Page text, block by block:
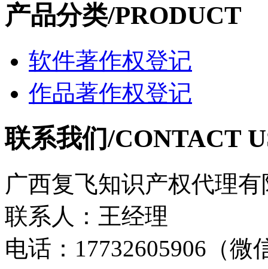
产品分类/PRODUCT
软件著作权登记
作品著作权登记
联系我们/CONTACT
广西复飞知识产权代理
联系人：王经理
电话：17732605906（微